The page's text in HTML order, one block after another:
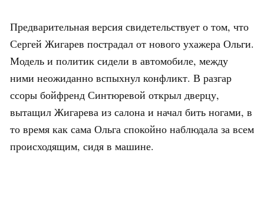
Предварительная версия свидетельствует о том, что
Сергей Жигарев пострадал от нового ухажера Ольги.
Модель и политик сидели в автомобиле, между
ними неожиданно вспыхнул конфликт. В разгар
ссоры бойфренд Синтюревой открыл дверцу,
вытащил Жигарева из салона и начал бить ногами, в
то время как сама Ольга спокойно наблюдала за всем
происходящим, сидя в машине.